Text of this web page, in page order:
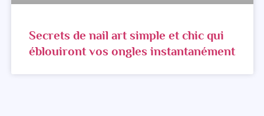
Secrets de nail art simple et chic qui
éblouiront vos ongles instantanément